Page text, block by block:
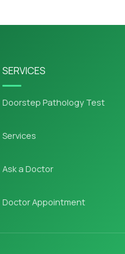
SERVICES
Doorstep Pathology Test
Services
Ask a Doctor
Doctor Appointment